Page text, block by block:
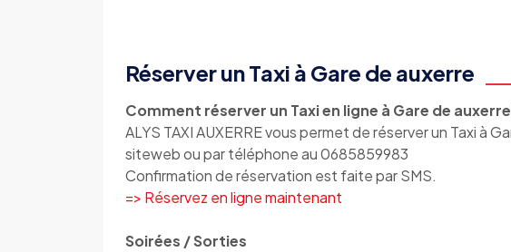
Réserver un Taxi à Gare de auxerre
Comment réserver un Taxi en ligne à Gare de auxerre
ALYS TAXI AUXERRE vous permet de réserver un Taxi à
siteweb ou par téléphone au 0685859983
Confirmation de réservation est faite par SMS.
=> Réservez en ligne maintenant
Soirées / Sorties